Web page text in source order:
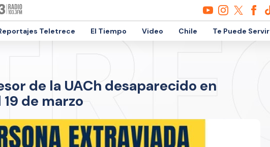
Teletrece El Tiempo Video Chile Te Puede Servir
de la UACh desaparecido en
de marzo